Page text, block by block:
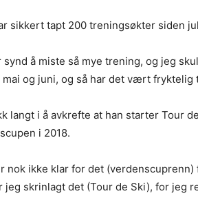
sikkert tapt 200 treningsøkter siden
synd å miste så mye trening, og jeg
mai og juni, og så har det vært
langt i å avkrefte at han starter Tour
i 2018.
nok ikke klar for det
jeg skrinlagt det (Tour de Ski), for jeg